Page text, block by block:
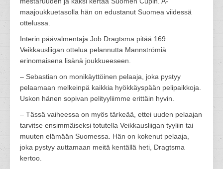
maajoukkuetasolla hän on edustanut Suomea viidessä
ottelussa.
Interin päävalmentaja Job Dragtsma pitää 169
Veikkausliigan ottelua pelannutta Mannströmiä
erinomaisena lisänä joukkueeseen.
– Sebastian on monikäyttöinen pelaaja, joka pystyy
pelaamaan melkeinpä kaikkia hyökkäyspään pelipaikkoja.
Uskon hänen sopivan pelityyliimme erittäin hyvin.
– Tässä vaiheessa on myös tärkeää, ettei uuden pelaajan
tarvitse ensimmäiseksi totutella Veikkausliigan tyyliin tai
muuten elämään Suomessa. Hän on kokenut pelaaja,
joka pystyy auttamaan meitä kentällä heti, Dragtsma
kertoo.